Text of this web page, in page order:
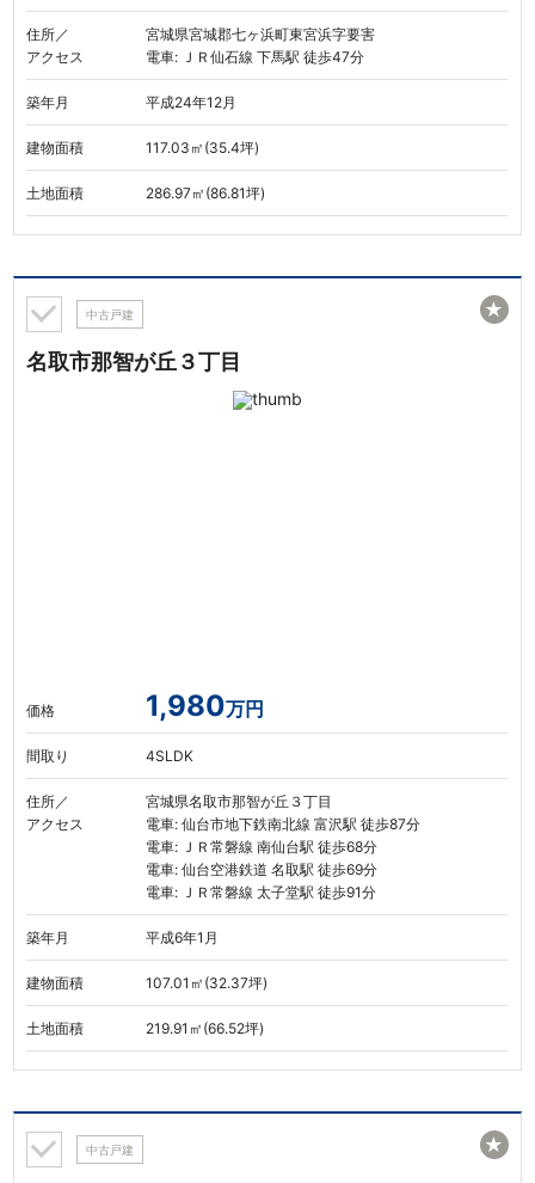
住所／
アクセス
宮城県宮城郡七ヶ浜町東宮浜字要害
電車: ＪＲ仙石線 下馬駅 徒歩47分
築年月 平成24年12月
建物面積 117.03㎡(35.4坪)
土地面積 286.97㎡(86.81坪)
中古戸建
名取市那智が丘３丁目
価格 1,980万円
間取り 4SLDK
住所／
アクセス
宮城県名取市那智が丘３丁目
電車: 仙台市地下鉄南北線 富沢駅 徒歩87分
電車: ＪＲ常磐線 南仙台駅 徒歩68分
電車: 仙台空港鉄道 名取駅 徒歩69分
電車: ＪＲ常磐線 太子堂駅 徒歩91分
築年月 平成6年1月
建物面積 107.01㎡(32.37坪)
土地面積 219.91㎡(66.52坪)
★
中古戸建 ★